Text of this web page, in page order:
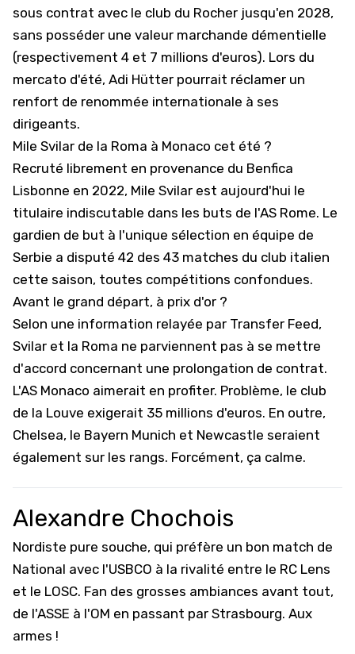
sous contrat avec le club du Rocher jusqu'en 2028,
sans posséder une valeur marchande démentielle
(respectivement 4 et 7 millions d'euros). Lors du
mercato d'été, Adi Hütter pourrait réclamer un
renfort de renommée internationale à ses
dirigeants.
Mile Svilar de la Roma à Monaco cet été ?
Recruté librement en provenance du Benfica
Lisbonne en 2022, Mile Svilar est aujourd'hui le
titulaire indiscutable dans les buts de l'AS Rome. Le
gardien de but à l'unique sélection en équipe de
Serbie a disputé 42 des 43 matches du club italien
cette saison, toutes compétitions confondues.
Avant le grand départ, à prix d'or ?
Selon une information relayée par Transfer Feed,
Svilar et la Roma ne parviennent pas à se mettre
d'accord concernant une prolongation de contrat.
L'AS Monaco aimerait en profiter. Problème, le club
de la Louve exigerait 35 millions d'euros. En outre,
Chelsea, le Bayern Munich et Newcastle seraient
également sur les rangs. Forcément, ça calme.
Alexandre Chochois
Nordiste pure souche, qui préfère un bon match de
National avec l'USBCO à la rivalité entre le RC Lens
et le LOSC. Fan des grosses ambiances avant tout,
de l'ASSE à l'OM en passant par Strasbourg. Aux
armes !